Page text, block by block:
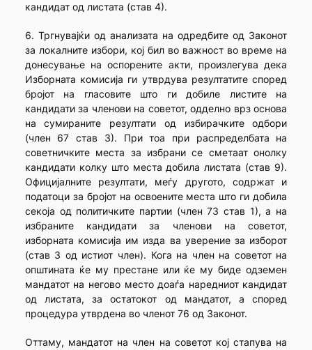
кандидат од листата (став 4).
6. Тргнувајќи од анализата на одредбите од Законот
за локалните избори, кој бил во важност во време на
донесување на оспорените акти, произлегува дека
Изборната комисија ги утврдува резултатите според
бројот на гласовите што ги добиле листите на
кандидати за членови на советот, одделно врз основа
на сумираните резултати од избирачките одбори
(член 67 став 3). При тоа при распределбата на
советничките места за избрани се сметаат онолку
кандидати колку што места добила листата (став 9).
Официјалните резултати, меѓу другото, содржат и
податоци за бројот на освоените места што ги добила
секоја од политичките партии (член 73 став 1), а на
избраните кандидати за членови на советот,
изборната комисија им изда ва уверение за изборот
(став 3 од истиот член). Кога на член на советот на
општината ќе му престане или ќе му биде одземен
мандатот на негово место доаѓа наредниот кандидат
од листата, за остатокот од мандатот, а според
процедура утврдена во членот 76 од Законот.
Оттаму, мандатот на член на советот кој стапува на